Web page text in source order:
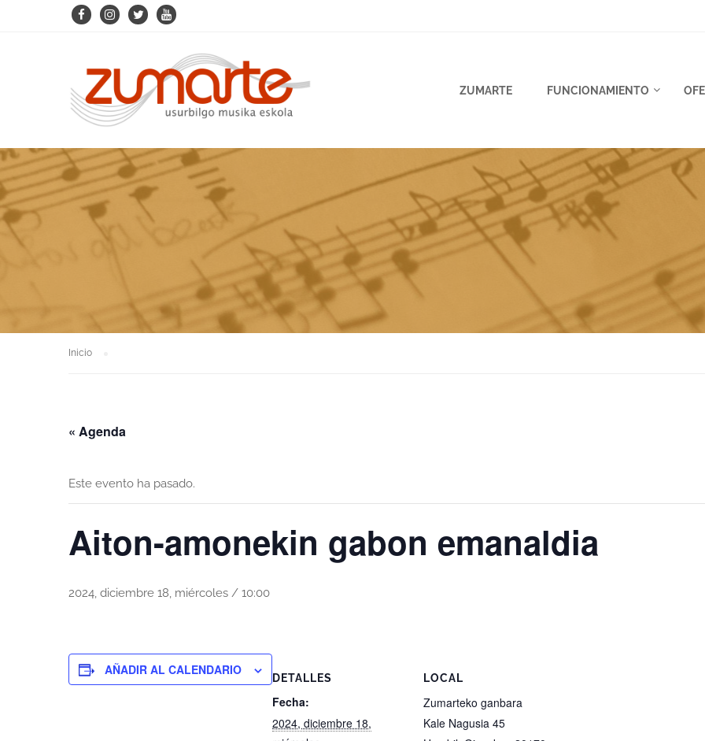
ZUMARTE FUNCIONAMIENTO
Inicio
« Agenda
Este evento ha pasado.
Aiton-amonekin gabon emanaldia
2024, diciembre 18, miércoles / 10:00
AÑADIR AL CALENDARIO
DETALLES
Fecha:
2024, diciembre 18,
LOCAL
Zumarteko ganbara
Kale Nagusia 45